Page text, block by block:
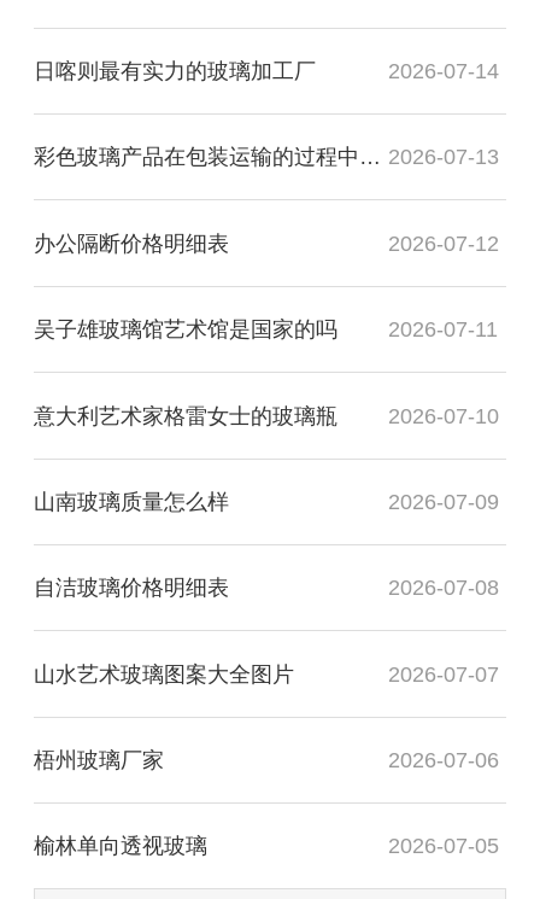
日喀则最有实力的玻璃加工厂 2026-07-14
彩色玻璃产品在包装运输的过程中需要注意哪些事项 2026-07-13
办公隔断价格明细表 2026-07-12
吴子雄玻璃馆艺术馆是国家的吗 2026-07-11
意大利艺术家格雷女士的玻璃瓶 2026-07-10
山南玻璃质量怎么样 2026-07-09
自洁玻璃价格明细表 2026-07-08
山水艺术玻璃图案大全图片 2026-07-07
梧州玻璃厂家 2026-07-06
榆林单向透视玻璃 2026-07-05